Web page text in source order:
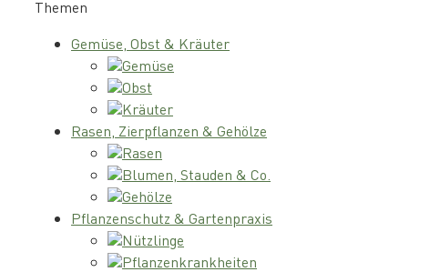
Themen
Gemüse, Obst & Kräuter
Gemüse
Obst
Kräuter
Rasen, Zierpflanzen & Gehölze
Rasen
Blumen, Stauden & Co.
Gehölze
Pflanzenschutz & Gartenpraxis
Nützlinge
Pflanzenkrankheiten